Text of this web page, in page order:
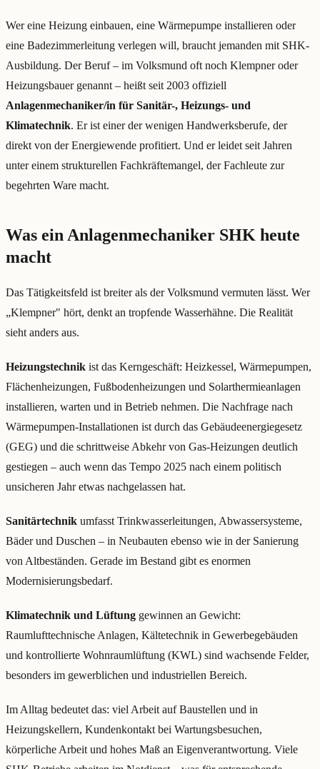
Wer eine Heizung einbauen, eine Wärmepumpe installieren oder
eine Badezimmerleitung verlegen will, braucht jemanden mit SHK-
Ausbildung. Der Beruf – im Volksmund oft noch Klempner oder
Heizungsbauer genannt – heißt seit 2003 offiziell
Anlagenmechaniker/in für Sanitär-, Heizungs- und
Klimatechnik. Er ist einer der wenigen Handwerksberufe, der
direkt von der Energiewende profitiert. Und er leidet seit Jahren
unter einem strukturellen Fachkräftemangel, der Fachleute zur
begehrten Ware macht.
Was ein Anlagenmechaniker SHK heute
macht
Das Tätigkeitsfeld ist breiter als der Volksmund vermuten lässt. Wer
„Klempner" hört, denkt an tropfende Wasserhähne. Die Realität
sieht anders aus.
Heizungstechnik ist das Kerngeschäft: Heizkessel, Wärmepumpen,
Flächenheizungen, Fußbodenheizungen und Solarthermieanlagen
installieren, warten und in Betrieb nehmen. Die Nachfrage nach
Wärmepumpen-Installationen ist durch das Gebäudeenergiegesetz
(GEG) und die schrittweise Abkehr von Gas-Heizungen deutlich
gestiegen – auch wenn das Tempo 2025 nach einem politisch
unsicheren Jahr etwas nachgelassen hat.
Sanitärtechnik umfasst Trinkwasserleitungen, Abwassersysteme,
Bäder und Duschen – in Neubauten ebenso wie in der Sanierung
von Altbeständen. Gerade im Bestand gibt es enormen
Modernisierungsbedarf.
Klimatechnik und Lüftung gewinnen an Gewicht:
Raumlufttechnische Anlagen, Kältetechnik in Gewerbegebäuden
und kontrollierte Wohnraumlüftung (KWL) sind wachsende Felder,
besonders im gewerblichen und industriellen Bereich.
Im Alltag bedeutet das: viel Arbeit auf Baustellen und in
Heizungskellern, Kundenkontakt bei Wartungsbesuchen,
körperliche Arbeit und hohes Maß an Eigenverantwortung. Viele